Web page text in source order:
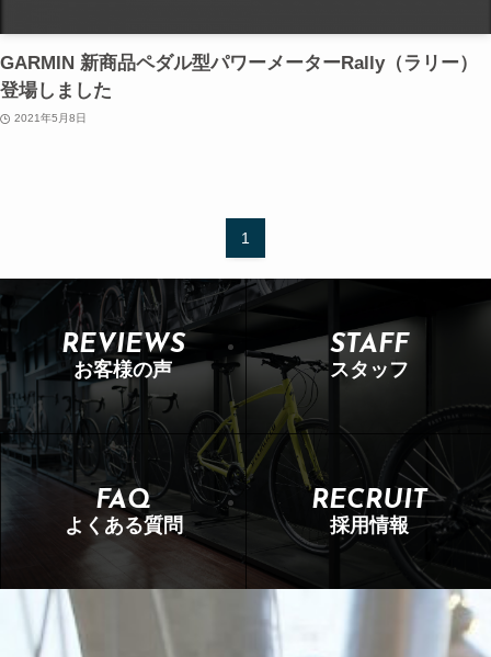
GARMIN 新商品ペダル型パワーメーターRally（ラリー）
登場しました
2021年5月8日
1
REVIEWS
お客様の声
STAFF
スタッフ
FAQ
よくある質問
RECRUIT
採用情報